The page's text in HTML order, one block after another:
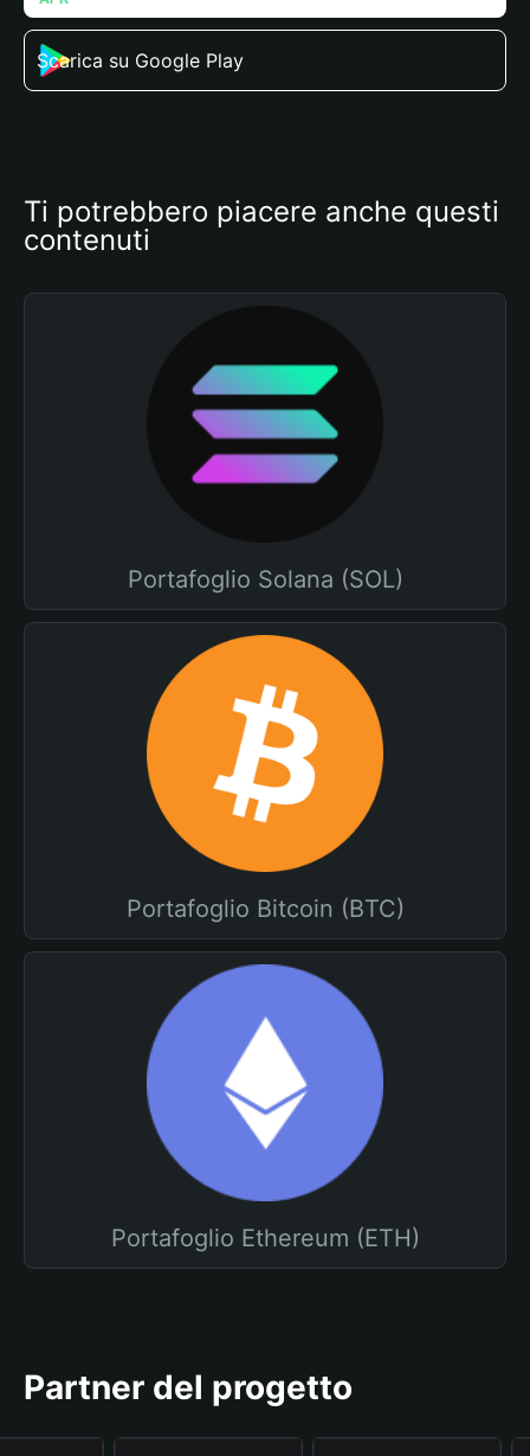
Scarica su Google Play
Ti potrebbero piacere anche questi
contenuti
Portafoglio Solana (SOL)
Portafoglio Bitcoin (BTC)
Portafoglio Ethereum (ETH)
Partner del progetto